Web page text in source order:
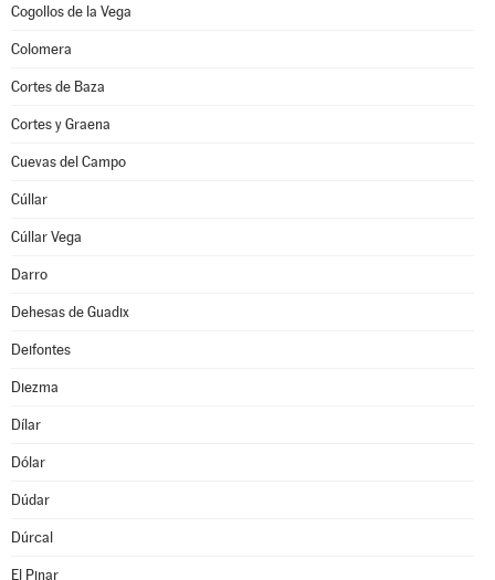
Cogollos de la Vega
Colomera
Cortes de Baza
Cortes y Graena
Cuevas del Campo
Cúllar
Cúllar Vega
Darro
Dehesas de Guadix
Deifontes
Diezma
Dílar
Dólar
Dúdar
Dúrcal
El Pinar